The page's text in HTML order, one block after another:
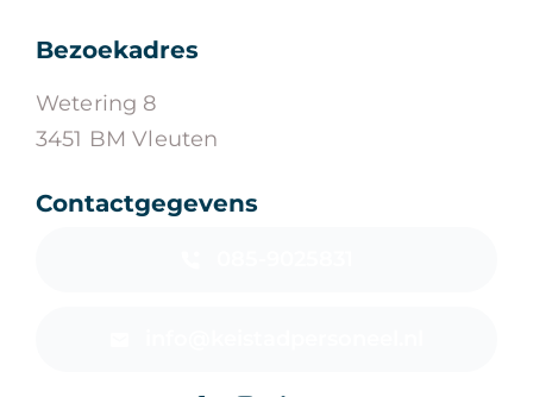
Bezoekadres
Wetering 8
3451 BM Vleuten
Contactgegevens